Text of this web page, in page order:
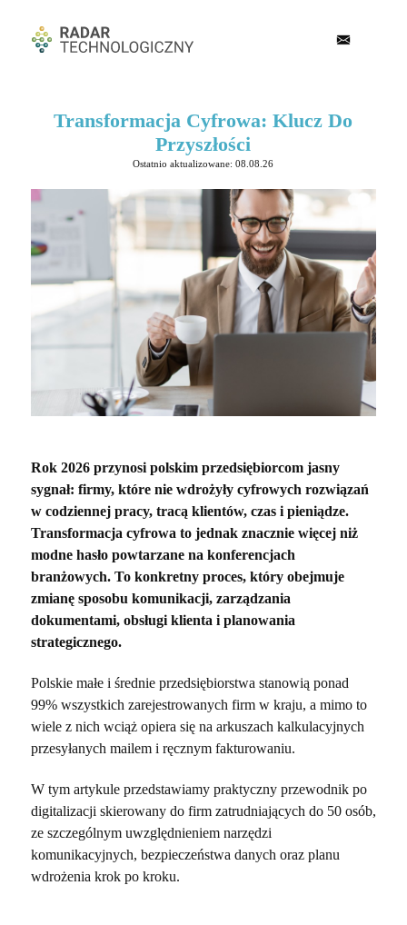
Transformacja Cyfrowa: Klucz Do
Przyszłości
Ostatnio aktualizowane: 08.08.26
Rok 2026 przynosi polskim przedsiębiorcom jasny
sygnał: firmy, które nie wdrożyły cyfrowych rozwiązań
w codziennej pracy, tracą klientów, czas i pieniądze.
Transformacja cyfrowa to jednak znacznie więcej niż
modne hasło powtarzane na konferencjach
branżowych. To konkretny proces, który obejmuje
zmianę sposobu komunikacji, zarządzania
dokumentami, obsługi klienta i planowania
strategicznego.
Polskie małe i średnie przedsiębiorstwa stanowią ponad
99% wszystkich zarejestrowanych firm w kraju, a mimo to
wiele z nich wciąż opiera się na arkuszach kalkulacyjnych
przesyłanych mailem i ręcznym fakturowaniu.
W tym artykule przedstawiamy praktyczny przewodnik po
digitalizacji skierowany do firm zatrudniających do 50 osób,
ze szczególnym uwzględnieniem narzędzi
komunikacyjnych, bezpieczeństwa danych oraz planu
wdrożenia krok po kroku.